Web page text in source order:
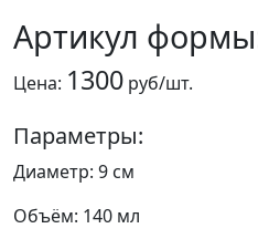
Артикул
Цена: 1300 руб/шт.
Параметры:
Диаметр: 9 см
Объём: 140 мл